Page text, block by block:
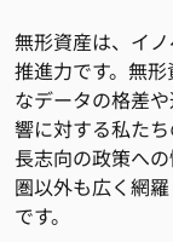
無形資産は、イ
推進力です。無
なデータの格差
響に対する私た
長志向の政策へ
圏以外も広く網
です。